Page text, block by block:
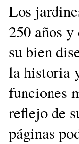
Los
250 años
su bien
la historia
funciones
reflejo de
páginas